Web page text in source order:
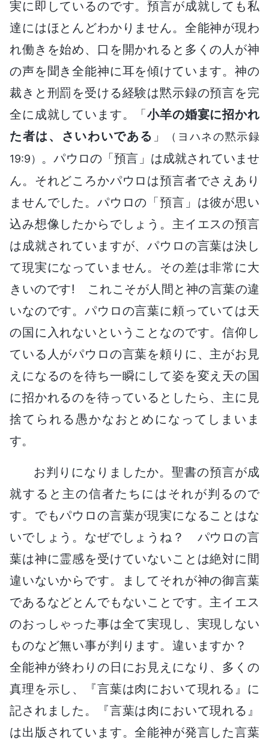
実に即しているのです。預言が成就しても私
達にはほとんどわかりません。全能神が現わ
れ働きを始め、口を開かれると多くの人が神
の声を聞き全能神に耳を傾けています。神の
裁きと刑罰を受ける経験は黙示録の預言を完
全に成就しています。「小羊の婚宴に招かれ
た者は、さいわいである 」
（ヨハネの黙示録
19:9） 。パウロの「預言」は成就されていませ
ん。それどころかパウロは預言者でさえあり
ませんでした。パウロの「預言」は彼が思い
込み想像したからでしょう。主イエスの預言
は成就されていますが、パウロの言葉は決し
て現実になっていません。その差は非常に大
きいのです! これこそが人間と神の言葉の違
いなのです。パウロの言葉に頼っていては天
の国に入れないということなのです。信仰し
ている人がパウロの言葉を頼りに、主がお見
えになるのを待ち一瞬にして姿を変え天の国
に招かれるのを待っているとしたら、主に見
捨てられる愚かなおとめになってしまいま
す。
お判りになりましたか。聖書の預言が成
就すると主の信者たちにはそれが判るので
す。でもパウロの言葉が現実になることはな
いでしょう。なぜでしょうね？ パウロの言
葉は神に霊感を受けていないことは絶対に間
違いないからです。ましてそれが神の御言葉
であるなどとんでもないことです。主イエス
のおっしゃった事は全て実現し、実現しない
ものなど無い事が判ります。違いますか？
全能神が終わりの日にお見えになり、多くの
真理を示し、『言葉は肉において現れる』に
記されました。『言葉は肉において現れる』
は出版されています。全能神が発言した言葉